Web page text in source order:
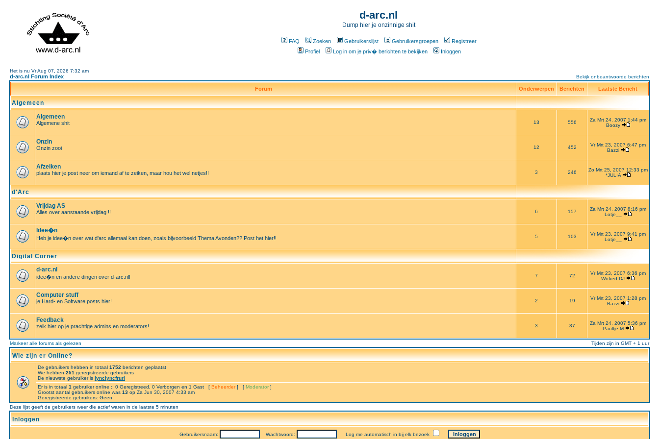
d-arc.nl
Dump hier je onzinnige shit
FAQ Zoeken Gebruikerslijst Gebruikersgroepen
Registreer
Profiel
Log in om je priv� berichten te bekijken Inloggen
Het is nu Vr Aug 07, 2026 7:32 am
d-arc.nl Forum Index Bekijk onbeantwoorde berichten
Forum Onderwerpen Berichten Laatste Bericht
Algemeen
Algemeen
Algemene shit 13 556
Za Mrt 24, 2007 1:44 pm
Boozy
Onzin
Onzin zooi 12 452
Vr Mrt 23, 2007 6:47 pm
Bazzi
Afzeiken
plaats hier je post neer om iemand af te zeiken, maar hou het wel netjes!! 3 246
Zo Mrt 25, 2007 12:33 pm
*JULIA
d'Arc
Vrijdag AS
Alles over aanstaande vrijdag !! 6 157
Za Mrt 24, 2007 8:16 pm
Lotje__
Idee�n
Heb je idee�n over wat d'arc allemaal kan doen, zoals bijvoorbeeld Thema Avonden?? Post het hier!! 5 103
Vr Mrt 23, 2007 9:41 pm
Lotje__
Digital Corner
d-arc.nl
idee�n en andere dingen over d-arc.nl! 7 72
Vr Mrt 23, 2007 6:36 pm
Wicked DJ
Computer stuff
je Hard- en Software posts hier! 2 19
Vr Mrt 23, 2007 1:28 pm
Bazzi
Feedback
zeik hier op je prachtige admins en moderators! 3 37
Za Mrt 24, 2007 5:36 pm
Paultje M
Markeer alle forums als gelezen Tijden zijn in GMT + 1 uur
Wie zijn er Online?
De gebruikers hebben in totaal 1752 berichten geplaatst
We hebben 251 geregistreerde gebruikers
De nieuwste gebruiker is lynclyncfrurl
Er is in totaal 1 gebruiker online :: 0 Geregistreed, 0 Verborgen en 1 Gast [ Beheerder ] [ Moderator ]
Grootst aantal gebruikers online was 13 op Za Jun 30, 2007 4:33 am
Geregistreerde gebruikers: Geen
Deze lijst geeft de gebruikers weer die actief waren in de laatste 5 minuten
Inloggen
Gebruikersnaam: Wachtwoord: Log me automatisch in bij elk bezoek